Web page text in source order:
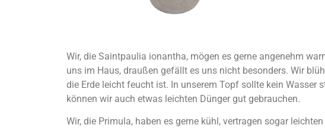
Wir, die Saintpaulia ionantha, mögen es gerne angenehm
uns im Haus, draußen gefällt es uns nicht besonders. Wir
die Erde leicht feucht ist. In unserem Topf sollte kein Wasser
können wir auch etwas leichten Dünger gut gebrauchen.
Wir, die Primula, haben es gerne kühl, vertragen sogar